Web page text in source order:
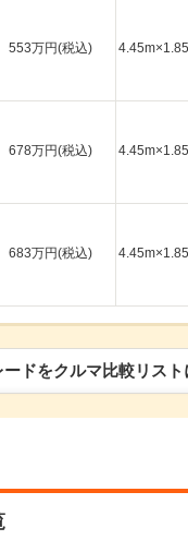
553万円(税込)
678万円(税込)
683万円(税込)
ードをクルマ比較リスト